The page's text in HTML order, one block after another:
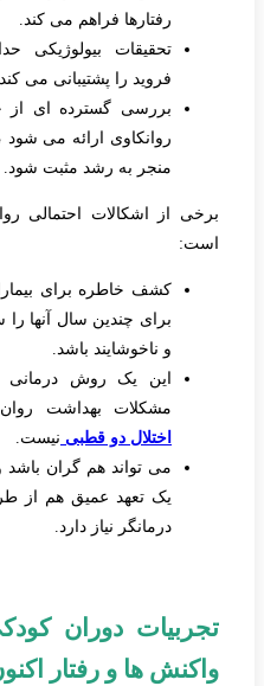
رفتارها فراهم می کند.
تحقیقات بیولوژیکی
فروید را پشتیبانی می کند.
بررسی گسترده ای از
روانکاوی ارائه می شود
منجر به رشد مثبت شود.
برخی از اشکالات احتمالی
است:
کشف خاطره برای
برای چندین سال آنها
و ناخوشایند باشد.
این یک روش درمانی
مشکلات بهداشت
اختلال دو قطبی نیست.
می تواند هم گران باشد
یک تعهد عمیق هم از
درمانگر نیاز دارد.
تجربیات دوران
واکنش ها و رفتار